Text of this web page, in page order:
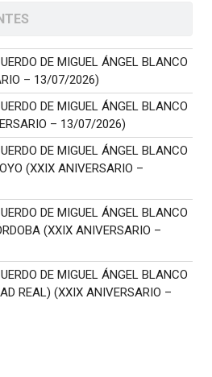
DE MIGUEL ÁNGEL BLANCO
– 13/07/2026)
DE MIGUEL ÁNGEL BLANCO
– 13/07/2026)
DE MIGUEL ÁNGEL BLANCO
(XXIX ANIVERSARIO –
DE MIGUEL ÁNGEL BLANCO
(XXIX ANIVERSARIO –
DE MIGUEL ÁNGEL BLANCO
REAL) (XXIX ANIVERSARIO –